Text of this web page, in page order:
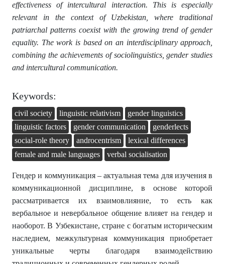
effectiveness of intercultural interaction. This is especially
relevant in the context of Uzbekistan, where traditional
patriarchal patterns coexist with the growing trend of gender
equality. The work is based on an interdisciplinary approach,
combining the achievements of sociolinguistics, gender studies
and intercultural communication.
Keywords:
civil society linguistic relativism
gender linguistics
linguistic factors
gender communication
genderlects
social-role theory
androcentrism
lexical differences
female and male languages
verbal socialisation
Гендер и коммуникация – актуальная тема для изучения в
коммуникационной дисциплине, в основе которой
рассматривается их взаимовлияние, то есть как
вербальное и невербальное общение влияет на гендер и
наоборот. В Узбекистане, стране с богатым историческим
наследием, межкультурная коммуникация приобретает
уникальные черты благодаря взаимодействию